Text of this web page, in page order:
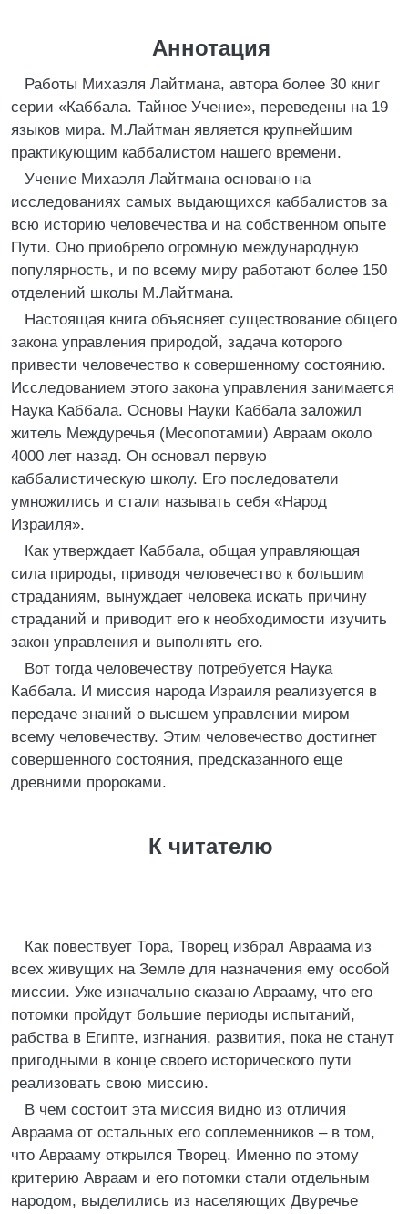
Аннотация
Работы Михаэля Лайтмана, автора более 30 книг
серии «Каббала. Тайное Учение», переведены на 19
языков мира. М.Лайтман является крупнейшим
практикующим каббалистом нашего времени.
Учение Михаэля Лайтмана основано на
исследованиях самых выдающихся каббалистов за
всю историю человечества и на собственном опыте
Пути. Оно приобрело огромную международную
популярность, и по всему миру работают более 150
отделений школы М.Лайтмана.
Настоящая книга объясняет существование общего
закона управления природой, задача которого
привести человечество к совершенному состоянию.
Исследованием этого закона управления занимается
Наука Каббала. Основы Науки Каббала заложил
житель Междуречья (Месопотамии) Авраам около
4000 лет назад. Он основал первую
каббалистическую школу. Его последователи
умножились и стали называть себя «Народ
Израиля».
Как утверждает Каббала, общая управляющая
сила природы, приводя человечество к большим
страданиям, вынуждает человека искать причину
страданий и приводит его к необходимости изучить
закон управления и выполнять его.
Вот тогда человечеству потребуется Наука
Каббала. И миссия народа Израиля реализуется в
передаче знаний о высшем управлении миром
всему человечеству. Этим человечество достигнет
совершенного состояния, предсказанного еще
древними пророками.
К читателю
Как повествует Тора, Творец избрал Авраама из
всех живущих на Земле для назначения ему особой
миссии. Уже изначально сказано Аврааму, что его
потомки пройдут большие периоды испытаний,
рабства в Египте, изгнания, развития, пока не станут
пригодными в конце своего исторического пути
реализовать свою миссию.
В чем состоит эта миссия видно из отличия
Авраама от остальных его соплеменников – в том,
что Аврааму открылся Творец. Именно по этому
критерию Авраам и его потомки стали отдельным
народом, выделились из населяющих Двуречье